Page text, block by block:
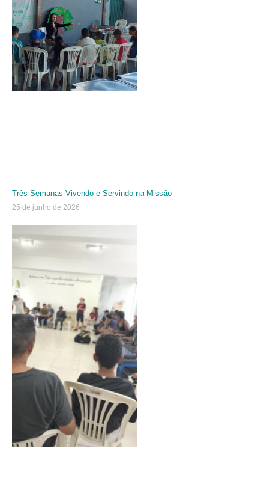
Três Semanas Vivendo e Servindo na Missão
25 de junho de 2026